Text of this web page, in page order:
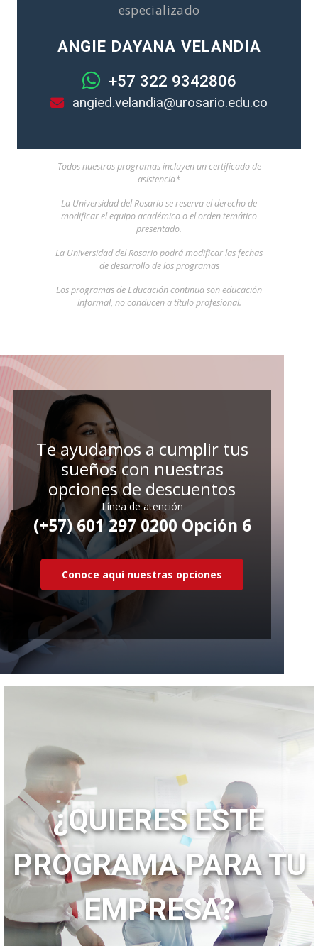
especializado
ANGIE DAYANA VELANDIA
+57 322 9342806
angied.velandia@urosario.edu.co
Todos nuestros programas incluyen un certificado de
asistencia*
La Universidad del Rosario se reserva el derecho de
modificar el equipo académico o el orden temático
presentado.
La Universidad del Rosario podrá modificar las fechas
de desarrollo de los programas
Los programas de Educación continua son educación
informal, no conducen a título profesional.
Te ayudamos a cumplir tus
sueños con nuestras
opciones de descuentos
Línea de atención
(+57) 601 297 0200 Opción 6
Conoce aquí nuestras opciones
¿QUIERES ESTE
PROGRAMA PARA TU
EMPRESA?